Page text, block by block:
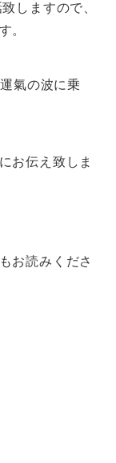
しますので、
。
氣の波に乗
お伝え致しま
もお読みくださ